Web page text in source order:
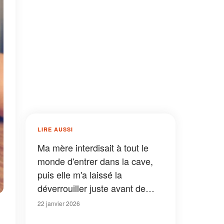
LIRE AUSSI
Ma mère interdisait à tout le
monde d'entrer dans la cave,
puis elle m'a laissé la
déverrouiller juste avant de
mourir
22 janvier 2026